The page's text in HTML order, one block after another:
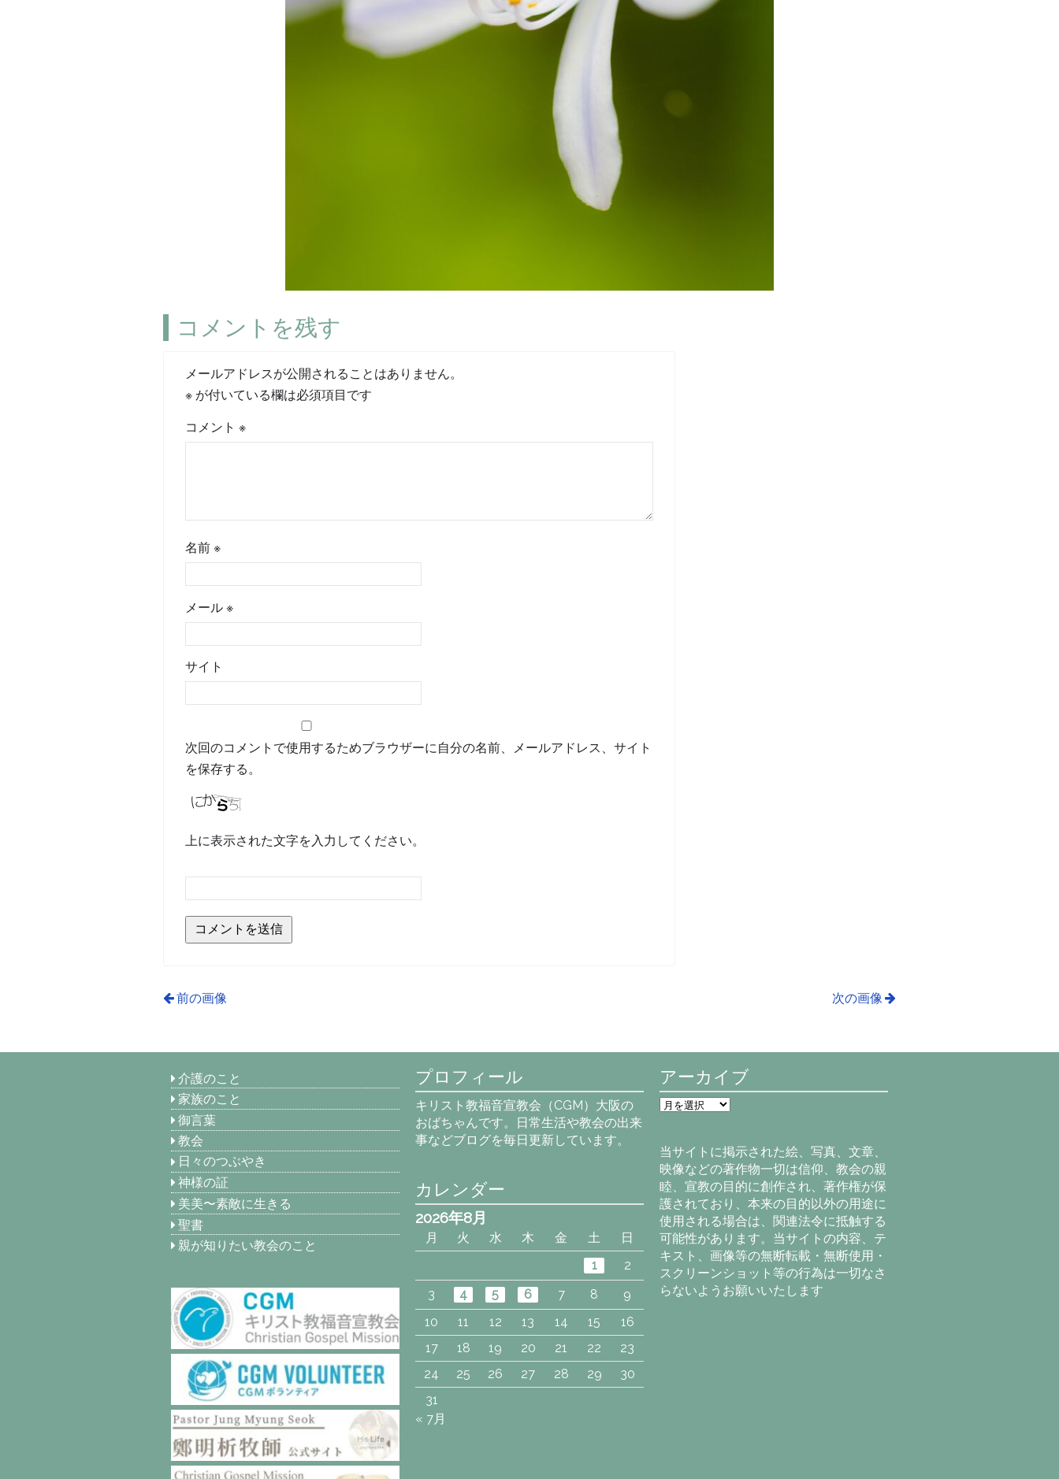
コメントを残す
メールアドレスが公開されることはありません。
※ が付いている欄は必須項目です
コメント※
名前※
メール※
サイト
次回のコメントで使用するためブラウザーに自分の名前、メールアドレス、サイト
を保存する。
上に表示された文字を入力してください。
次の画像
前の画像
介護のこと
家族のこと
御言葉
教会
日々のつぶやき
神様の証
美美〜素敵に生きる
聖書
親が知りたい教会のこと
プロフィール
キリスト教福音宣教会（CGM）大阪の
おばちゃんです。日常生活や教会の出来
事などブログを毎日更新しています。
アーカイブ
ア
ー
ブ
当サイトに掲示された絵、写真、文章、
映像などの著作物一切は信仰、教会の親
睦、宣教の目的に創作され、著作権が保
護されており、本来の目的以外の用途に
使用される場合は、関連法令に抵触する
可能性があります。当サイトの内容、テ
キスト、画像等の無断転載・無断使用・
スクリーンショット等の行為は一切なさ
らないようお願いいたします
カレンダー
2026年8月
月 火 水 木 金 土
日
1
2
3
4 5 6 7 8
9
10
11 12 13 14 15
16
17
18 19 20 21 22
23
24
25 26 27 28 29
30
31
« 7月